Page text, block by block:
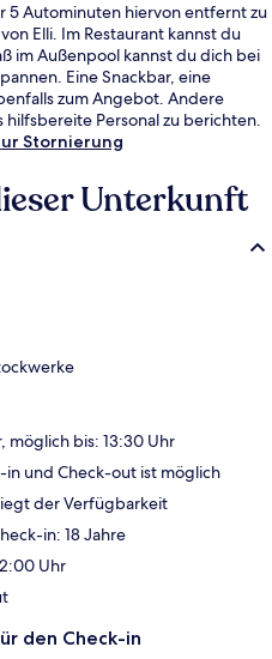
5 Autominuten hiervon entfernt zu
Elli. Im Restaurant kannst du
im Außenpool kannst du dich bei
Eine Snackbar, eine
zum Angebot. Andere
hilfsbereite Personal zu berichten.
Stornierung
Unterkunft
möglich bis: 13:30 Uhr
in und Check-out ist möglich
der Verfügbarkeit
in: 18 Jahre
Uhr
den Check-in